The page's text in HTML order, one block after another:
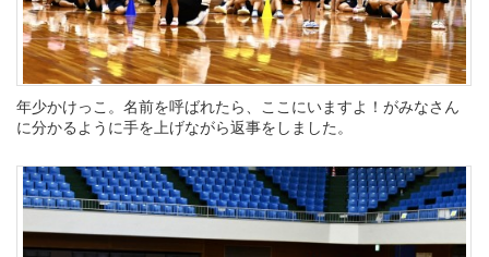
年少かけっこ。名前を呼ばれたら、ここにいますよ！がみなさん
に分かるように手を上げながら返事をしました。